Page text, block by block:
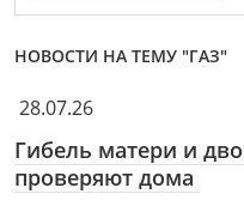
НОВОСТИ НА ТЕМУ "ГАЗ"
28.07.26
Гибель матери и
проверяют дома